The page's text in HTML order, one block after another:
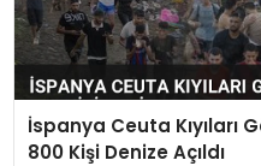
İspanya Ceuta Kıyıları
800 Kişi Denize Açıldı